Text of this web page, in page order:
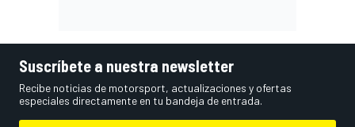
Suscríbete a nuestra newsletter
Recibe noticias de motorsport, actualizaciones y ofertas
especiales directamente en tu bandeja de entrada.